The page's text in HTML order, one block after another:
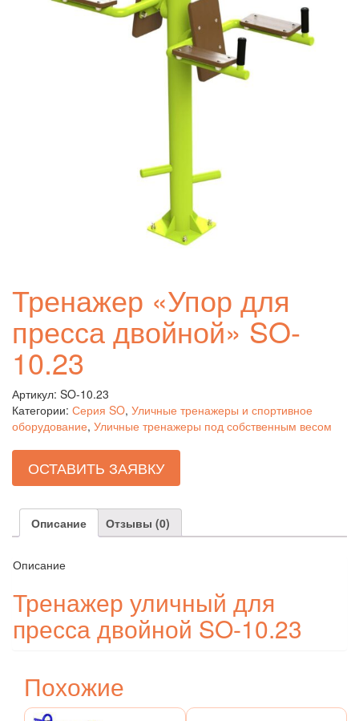
Тренажер «Упор для
пресса двойной» SO-
10.23
Артикул: SO-10.23
Категории: Серия SO, Уличные тренажеры и спортивное
оборудование, Уличные тренажеры под собственным весом
ОСТАВИТЬ ЗАЯВКУ
Описание Отзывы (0)
Описание
Тренажер уличный для
пресса двойной SO-10.23
Похожие